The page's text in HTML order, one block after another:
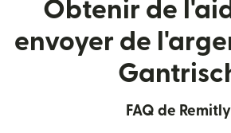
Obtenir de
envoyer de
FAQ de Remitly